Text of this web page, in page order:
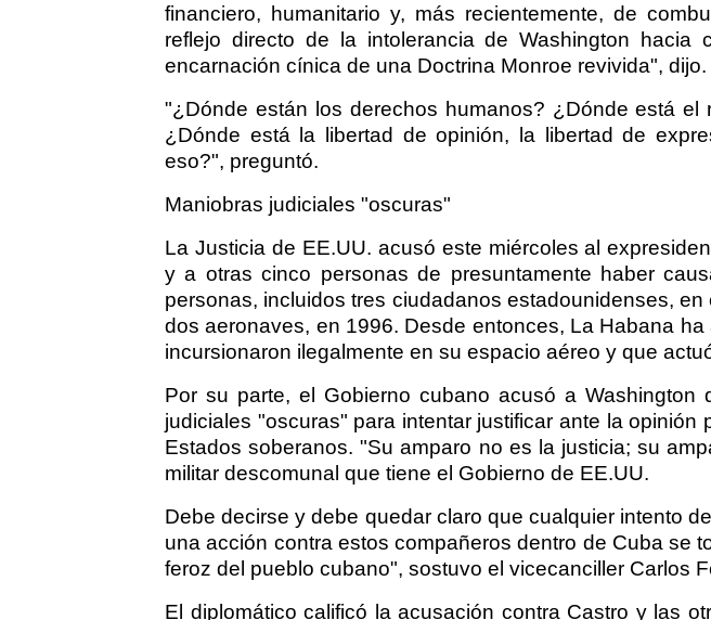
financiero, humanitario y, más recientemente, de
reflejo directo de la intolerancia de Washington hacia
encarnación cínica de una Doctrina Monroe revivida", dijo.
"¿Dónde están los derechos humanos? ¿Dónde está el
¿Dónde está la libertad de opinión, la libertad de
eso?", preguntó.
Maniobras judiciales "oscuras"
La Justicia de EE.UU. acusó este miércoles al
y a otras cinco personas de presuntamente haber
personas, incluidos tres ciudadanos estadounidenses, en
dos aeronaves, en 1996. Desde entonces, La Habana
incursionaron ilegalmente en su espacio aéreo y que
Por su parte, el Gobierno cubano acusó a Washington
judiciales "oscuras" para intentar justificar ante la opinión
Estados soberanos. "Su amparo no es la justicia; su
militar descomunal que tiene el Gobierno de EE.UU.
Debe decirse y debe quedar claro que cualquier intento
una acción contra estos compañeros dentro de Cuba se
feroz del pueblo cubano", sostuvo el vicecanciller Carlos
El diplomático calificó la acusación contra Castro y las